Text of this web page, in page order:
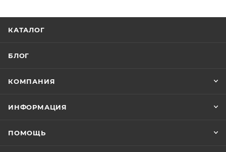
КАТАЛОГ
БЛОГ
КОМПАНИЯ
ИНФОРМАЦИЯ
ПОМОЩЬ